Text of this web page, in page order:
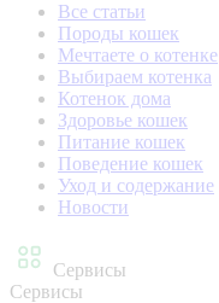
Все статьи
Породы кошек
Мечтаете о котенке
Выбираем котенка
Котенок дома
Здоровье кошек
Питание кошек
Поведение кошек
Уход и содержание
Новости
Сервисы
Сервисы